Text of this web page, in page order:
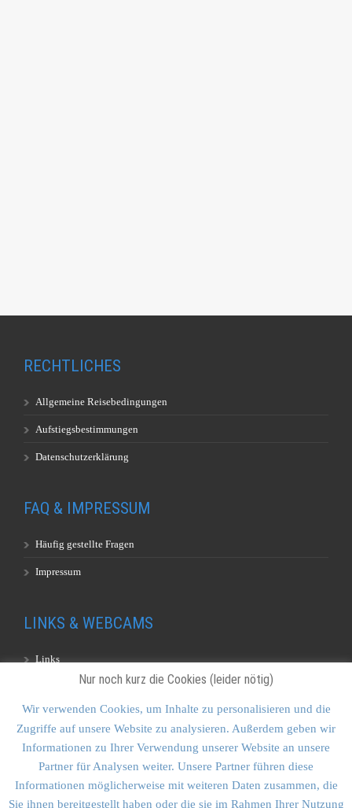
RECHTLICHES
Allgemeine Reisebedingungen
Aufstiegsbestimmungen
Datenschutzerklärung
FAQ & IMPRESSUM
Häufig gestellte Fragen
Impressum
LINKS & WEBCAMS
Links
KONTAKT & SITEMAP
Kontakt
Sitemap
Nur noch kurz die Cookies (leider nötig)
Wir verwenden Cookies, um Inhalte zu personalisieren und die
Zugriffe auf unsere Website zu analysieren. Außerdem geben wir
Informationen zu Ihrer Verwendung unserer Website an unsere
Partner für Analysen weiter. Unsere Partner führen diese
Informationen möglicherweise mit weiteren Daten zusammen, die
Sie ihnen bereitgestellt haben oder die sie im Rahmen Ihrer Nutzung